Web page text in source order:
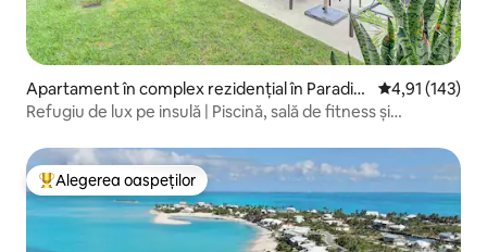
Apartament în complex rezidențial în Paradis
e Island, The Bahamas, SP-60343
Scor mediu
4,91 (143)
Refugiu de lux pe insulă | Piscină, sală de fitness și
Locuință din topul categoriei Alegerea oaspeților
Alegerea oaspeților